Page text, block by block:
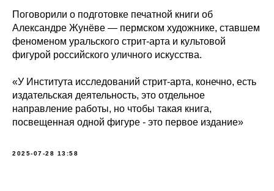
Поговорили о подготовке печатной книги об
Александре Жунёве — пермском художнике, ставшем
феноменом уральского стрит-арта и культовой
фигурой российского уличного искусства.
«У Института исследований стрит-арта, конечно, есть
издательская деятельность, это отдельное
направление работы, но чтобы такая книга,
посвещенная одной фигуре - это первое издание»
2025-07-28 13:58